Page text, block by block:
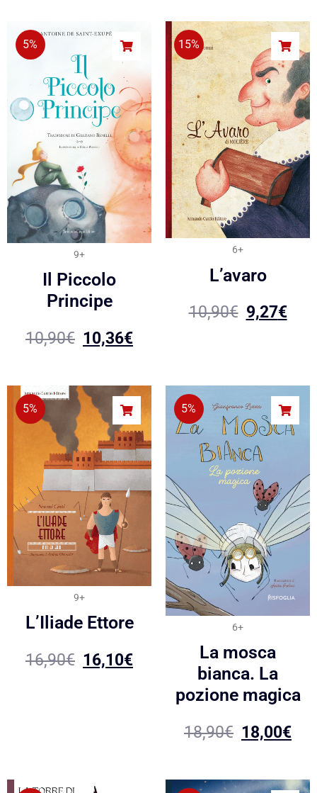
5%
9+
Il Piccolo
Principe
10,90€ 10,36€
15%
6+
L’avaro
10,90€ 9,27€
5%
9+
L’Iliade Ettore
16,90€ 16,10€
5%
6+
La mosca
bianca. La
pozione magica
18,90€ 18,00€